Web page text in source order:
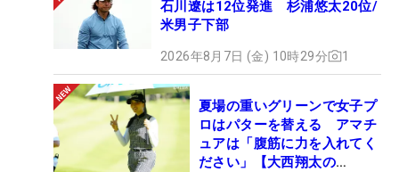
石川遼は12位発進 杉浦悠太20位/
米男子下部
2026年8月7日 (金) 10時29分 1
夏場の重いグリーンで女子プ
ロはパターを替える アマチ
ュアは「腹筋に力を入れてく
ださい」【大西翔太の